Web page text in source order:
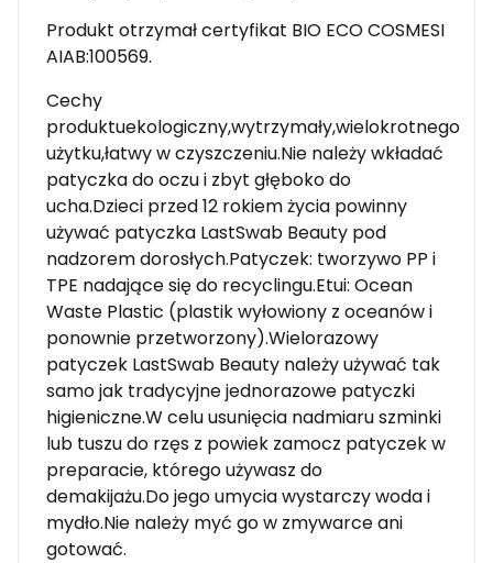
Produkt otrzymał certyfikat BIO ECO COSMESI
AIAB:100569.
Cechy
produktuekologiczny,wytrzymały,wielokrotnego
użytku,łatwy w czyszczeniu.Nie należy wkładać
patyczka do oczu i zbyt głęboko do
ucha.Dzieci przed 12 rokiem życia powinny
używać patyczka LastSwab Beauty pod
nadzorem dorosłych.Patyczek: tworzywo PP i
TPE nadające się do recyclingu.Etui: Ocean
Waste Plastic (plastik wyłowiony z oceanów i
ponownie przetworzony).Wielorazowy
patyczek LastSwab Beauty należy używać tak
samo jak tradycyjne jednorazowe patyczki
higieniczne.W celu usunięcia nadmiaru szminki
lub tuszu do rzęs z powiek zamocz patyczek w
preparacie, którego używasz do
demakijażu.Do jego umycia wystarczy woda i
mydło.Nie należy myć go w zmywarce ani
gotować.